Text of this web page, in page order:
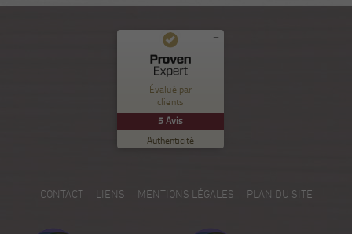
Évalué par
clients
5Avis
Authenticité
Commentaires et expériences des clients pour
Nuance Sion
100
%
Recommandé sur
ProvenExpert.com
EXCELLENT
5.00
/
5
CONTACT LIENS MENTIONS LÉGALES PLAN DU SITE